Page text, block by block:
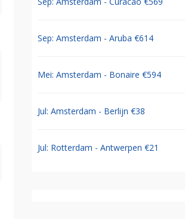
Sep: Amsterdam - Aruba €614
Mei: Amsterdam - Bonaire €594
Jul: Amsterdam - Berlijn €38
Jul: Rotterdam - Antwerpen €21